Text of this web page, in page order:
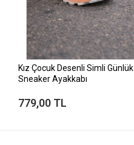
Kız Çocuk Desenli Simli Günlük
Sneaker Ayakkabı
779,00 TL